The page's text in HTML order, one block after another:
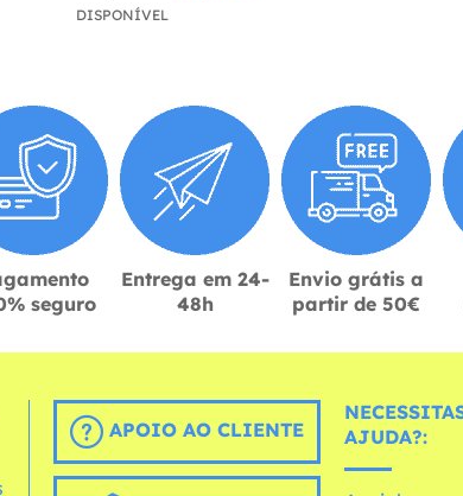
DISPONÍVEL
seguro
Entrega em 24-
48h
Envio grátis a
partir de 50€
APOIO AO CLIENTE
AJUDA?: